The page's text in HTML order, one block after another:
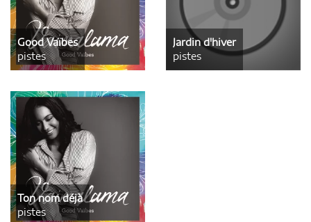
Good Vaïbes
pistes
Jardin d'hiver
pistes
Ton nom déjà
pistes